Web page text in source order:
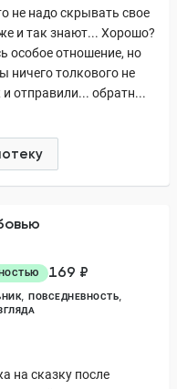
не надо скрывать свое
и так знают... Хорошо?
особое отношение, но
толкового не
отправили... обратн...
169 ₽
ПОВСЕДНЕВНОСТЬ
на сказку после